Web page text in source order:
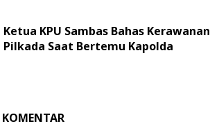
Ketua KPU Sambas Bahas Kerawanan
Pilkada Saat Bertemu Kapolda
KOMENTAR